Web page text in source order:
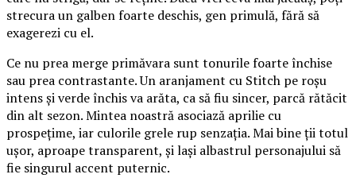
strecura un galben foarte deschis, gen primulă, fără să
exagerezi cu el.
Ce nu prea merge primăvara sunt tonurile foarte închise
sau prea contrastante. Un aranjament cu Stitch pe roșu
intens și verde închis va arăta, ca să fiu sincer, parcă rătăcit
din alt sezon. Mintea noastră asociază aprilie cu
prospețime, iar culorile grele rup senzația. Mai bine ții totul
ușor, aproape transparent, și lași albastrul personajului să
fie singurul accent puternic.